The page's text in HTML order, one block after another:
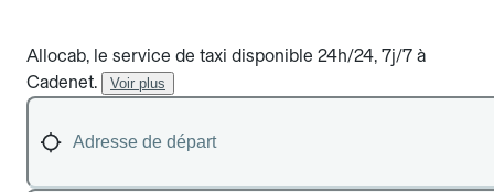
Allocab, le service de taxi disponible 24h/24, 7j/7 à
Cadenet.
Voir plus